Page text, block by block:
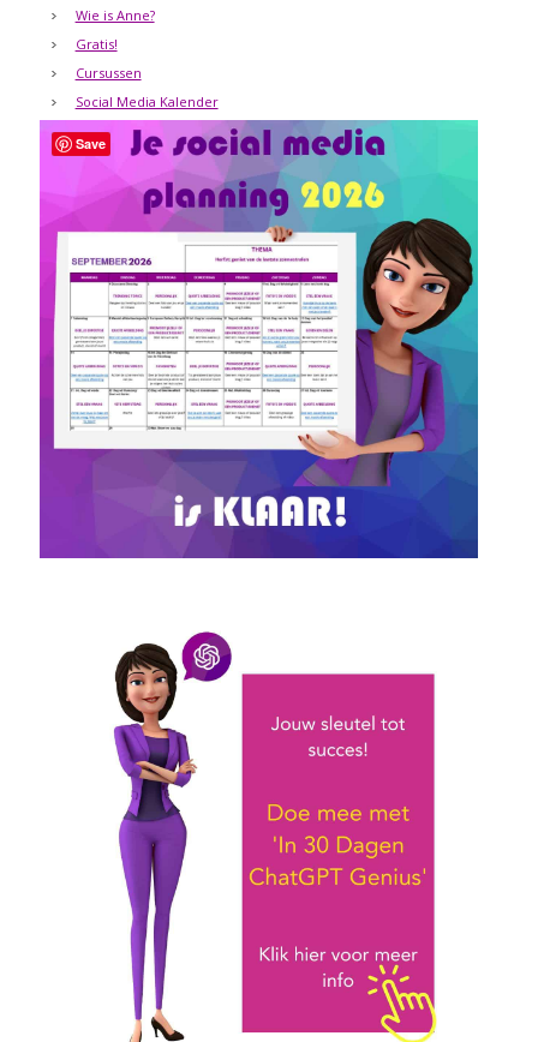
Wie is Anne?
Gratis!
Cursussen
Social Media Kalender
Save